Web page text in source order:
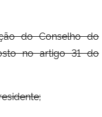
do Conselho do
no artigo 31 do